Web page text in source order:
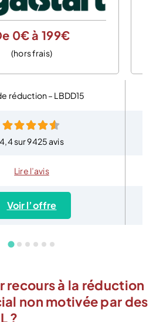
0€ à 199€
(hors frais)
réduction – LBDD15
4,4 sur 9425 avis
Lire l’avis
Voir l’offre
recours à la réduction
non motivée par des
?